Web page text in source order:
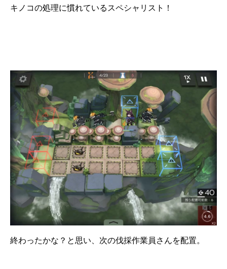
キノコの処理に慣れているスペシャリスト！
終わったかな？と思い、次の伐採作業員さんを配置。